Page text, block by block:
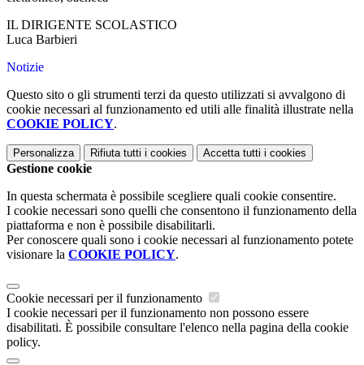
IL DIRIGENTE SCOLASTICO
Luca Barbieri
Notizie
Questo sito o gli strumenti terzi da questo utilizzati si avvalgono di
cookie necessari al funzionamento ed utili alle finalità illustrate nella
COOKIE POLICY.
Personalizza Rifiuta tutti i cookies Accetta tutti i cookies
Gestione cookie
In questa schermata è possibile scegliere quali cookie consentire.
I cookie necessari sono quelli che consentono il funzionamento della
piattaforma e non è possibile disabilitarli.
Per conoscere quali sono i cookie necessari al funzionamento potete
visionare la COOKIE POLICY.
Cookie necessari per il funzionamento
I cookie necessari per il funzionamento non possono essere
disabilitati. È possibile consultare l'elenco nella pagina della cookie
policy.